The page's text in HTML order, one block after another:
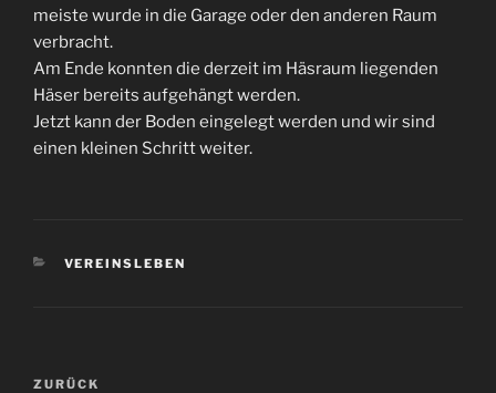
meiste wurde in die Garage oder den anderen Raum
verbracht.
Am Ende konnten die derzeit im Häsraum liegenden
Häser bereits aufgehängt werden.
Jetzt kann der Boden eingelegt werden und wir sind
einen kleinen Schritt weiter.
KATEGORIEN
VEREINSLEBEN
Beitragsnavigation
Vorheriger
ZURÜCK